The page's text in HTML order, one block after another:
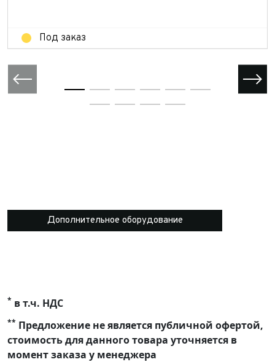
Под заказ
Дополнительное оборудование
* в т.ч. НДС
** Предложение не является публичной офертой,
стоимость для данного товара уточняется в
момент заказа у менеджера